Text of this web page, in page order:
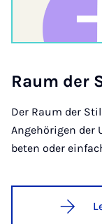
Raum der
Der Raum der
Angehörigen der
beten oder